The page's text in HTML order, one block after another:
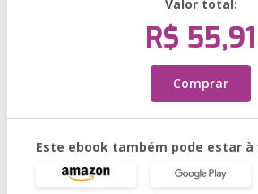
Valor total:
R$ 55,91
Comprar
Este ebook também pode estar à